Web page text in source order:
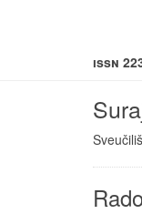
ISSN